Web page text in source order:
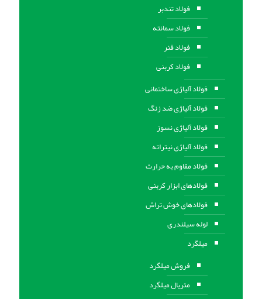
فولاد تندبر
فولاد سمانته
فولاد فنر
فولاد کربنی
فولاد آلیاژی ساختمانی
فولاد آلیاژی ضد زنگ
فولاد آلیاژی نسوز
فولاد آلیاژی نیتراته
فولاد مقاوم به حرارت
فولادهای ابزار کربنی
فولادهای خوش تراش
لوله سیلندری
میلگرد
فروش میلگرد
متریال میلگرد